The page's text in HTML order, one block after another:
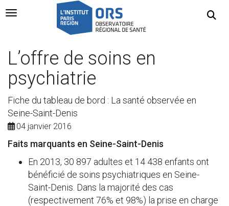
Navigation Toggle
L’offre de soins en
psychiatrie
Fiche du tableau de bord : La santé observée en
Seine-Saint-Denis
04 janvier 2016
Faits marquants en Seine-Saint-Denis
En 2013, 30 897 adultes et 14 438 enfants ont
bénéficié de soins psychiatriques en Seine-
Saint-Denis. Dans la majorité des cas
(respectivement 76% et 98%) la prise en charge